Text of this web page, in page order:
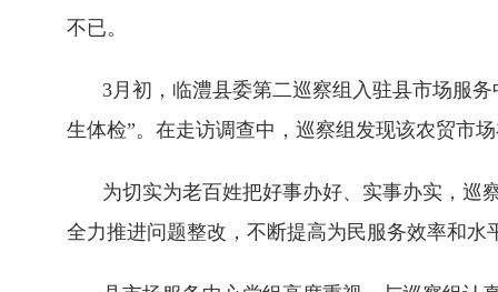
不已。
3月初，临澧县委第二巡察组入驻县市场服
生体检”。在走访调查中，巡察组发现该农贸市
为切实为老百姓把好事办好、实事办实，巡
全力推进问题整改，不断提高为民服务效率和水